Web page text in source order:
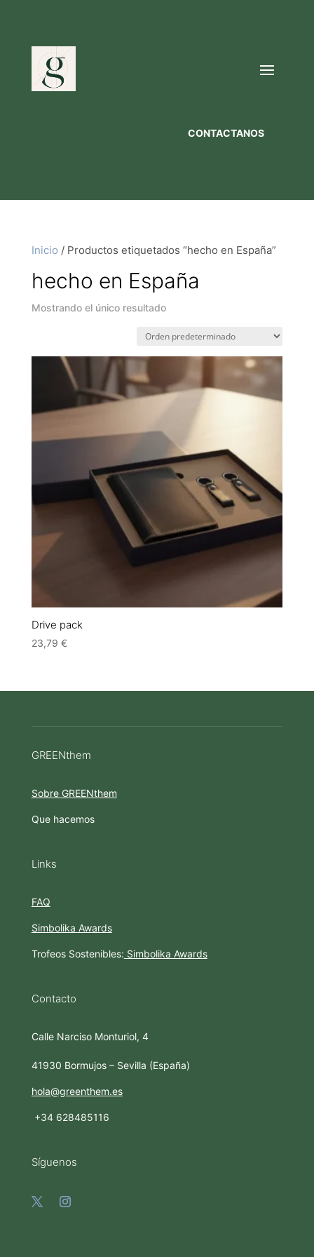
CONTACTANOS
Inicio / Productos etiquetados “hecho en España”
hecho en España
Mostrando el único resultado
Drive pack
23,79 €
GREENthem
Sobre GREENthem
Que hacemos
Links
FAQ
Simbolika Awards
Trofeos Sostenibles: Simbolika Awards
Contacto
Calle Narciso Monturiol, 4
41930 Bormujos – Sevilla (España)
hola@greenthem.es
+34 628485116
Síguenos